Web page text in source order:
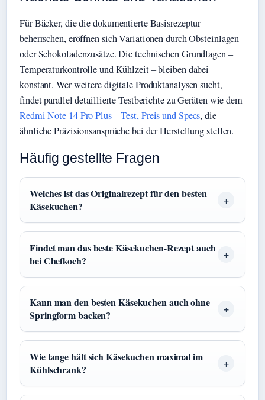
Für Bäcker, die die dokumentierte Basisrezeptur
beherrschen, eröffnen sich Variationen durch Obsteinlagen
oder Schokoladenzusätze. Die technischen Grundlagen –
Temperaturkontrolle und Kühlzeit – bleiben dabei
konstant. Wer weitere digitale Produktanalysen sucht,
findet parallel detaillierte Testberichte zu Geräten wie dem
Redmi Note 14 Pro Plus – Test, Preis und Specs, die
ähnliche Präzisionsansprüche bei der Herstellung stellen.
Häufig gestellte Fragen
Welches ist das Originalrezept für den besten
Käsekuchen?
Findet man das beste Käsekuchen-Rezept auch
bei Chefkoch?
Kann man den besten Käsekuchen auch ohne
Springform backen?
Wie lange hält sich Käsekuchen maximal im
Kühlschrank?